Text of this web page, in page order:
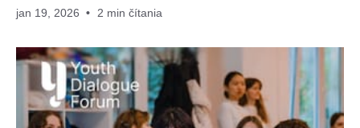
jan 19, 2026 2 min čítania